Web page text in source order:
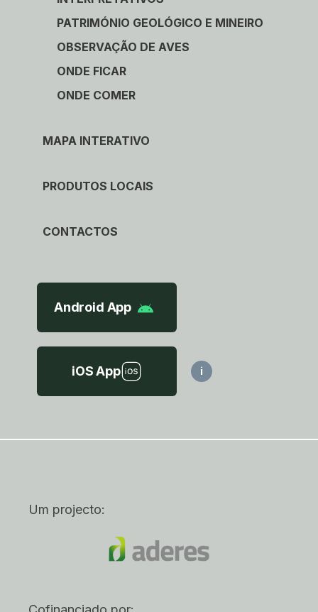
PATRIMÓNIO GEOLÓGICO E MINEIRO
OBSERVAÇÃO DE AVES
ONDE FICAR
ONDE COMER
MAPA INTERATIVO
PRODUTOS LOCAIS
CONTACTOS
Android App
iOS App i
Um projecto: